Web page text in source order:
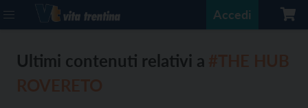
Accedi
Ultimi contenuti relativi a